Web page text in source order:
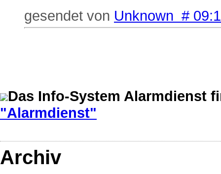
gesendet von Unknown #
Das Info-System Alarmdienst
"Alarmdienst"
Archiv